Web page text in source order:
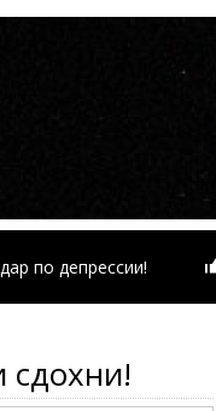
по депрессии!
сдохни!